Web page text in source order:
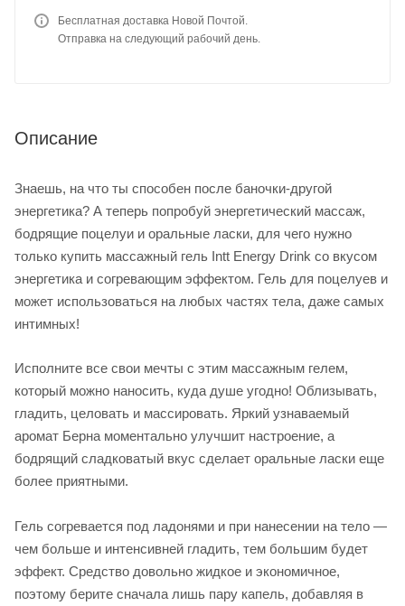
Бесплатная доставка Новой Почтой.
Отправка на следующий рабочий день.
Описание
Знаешь, на что ты способен после баночки-другой
энергетика? А теперь попробуй энергетический массаж,
бодрящие поцелуи и оральные ласки, для чего нужно
только купить массажный гель Intt Energy Drink со вкусом
энергетика и согревающим эффектом. Гель для поцелуев и
может использоваться на любых частях тела, даже самых
интимных!
Исполните все свои мечты с этим массажным гелем,
который можно наносить, куда душе угодно! Облизывать,
гладить, целовать и массировать. Яркий узнаваемый
аромат Берна моментально улучшит настроение, а
бодрящий сладковатый вкус сделает оральные ласки еще
более приятными.
Гель согревается под ладонями и при нанесении на тело —
чем больше и интенсивней гладить, тем большим будет
эффект. Средство довольно жидкое и экономичное,
поэтому берите сначала лишь пару капель, добавляя в